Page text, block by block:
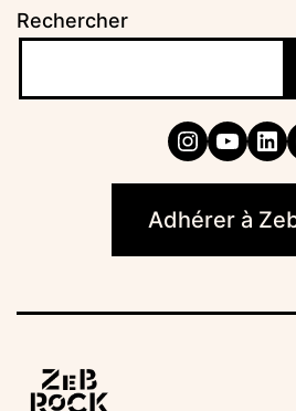
Rechercher
Adhérer à